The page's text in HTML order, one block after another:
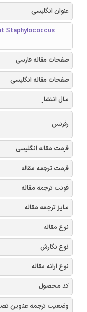
عنوان انگلیسی
Staphylococcus
صفحات مقاله فارسی
صفحات مقاله انگلیسی
سال انتشار
رفرنس
فرمت مقاله انگلیسی
فرمت ترجمه مقاله
فونت ترجمه مقاله
سایز ترجمه مقاله
نوع مقاله
نوع نگارش
نوع ارائه مقاله
کد محصول
وضعیت ترجمه عناوین